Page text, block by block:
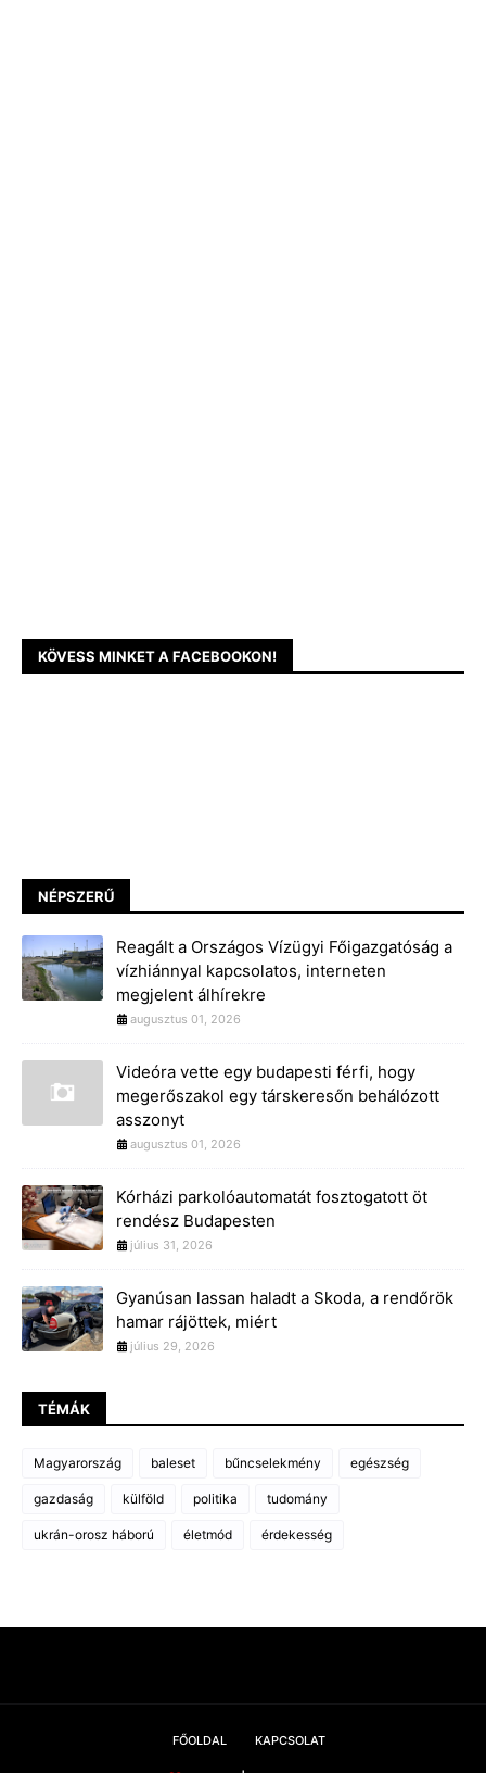
KÖVESS MINKET A FACEBOOKON!
NÉPSZERŰ
Reagált a Országos Vízügyi Főigazgatóság a
vízhiánnyal kapcsolatos, interneten
megjelent álhírekre
augusztus 01, 2026
Videóra vette egy budapesti férfi, hogy
megerőszakol egy társkeresőn behálózott
asszonyt
augusztus 01, 2026
Kórházi parkolóautomatát fosztogatott öt
rendész Budapesten
július 31, 2026
Gyanúsan lassan haladt a Skoda, a rendőrök
hamar rájöttek, miért
július 29, 2026
TÉMÁK
Magyarország baleset bűncselekmény egészség
gazdaság külföld politika tudomány
ukrán-orosz háború életmód érdekesség
FŐOLDAL KAPCSOLAT